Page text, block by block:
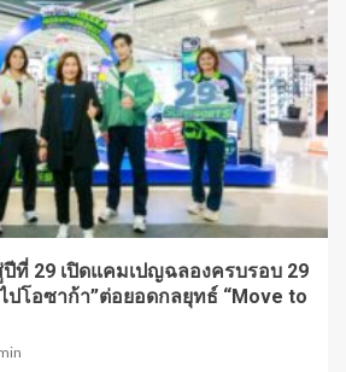
ที่ 29 เปิดแคมเปญฉลองครบรอบ 29
ปโอซาก้า”ต่อยอดกลยุทธ์ “Move to